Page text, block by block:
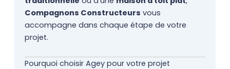
Compagnons Constructeurs vous
accompagne dans chaque étape de votre
projet.
Pourquoi choisir Agey pour votre projet